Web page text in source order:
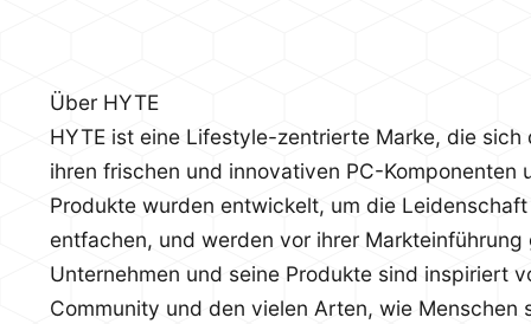
Über HYTE
HYTE ist eine Lifestyle-zentrierte Marke, die
ihren frischen und innovativen PC-
Produkte wurden entwickelt, um die
entfachen, und werden vor ihrer
Unternehmen und seine Produkte sind inspiriert
Community und den vielen Arten, wie Menschen